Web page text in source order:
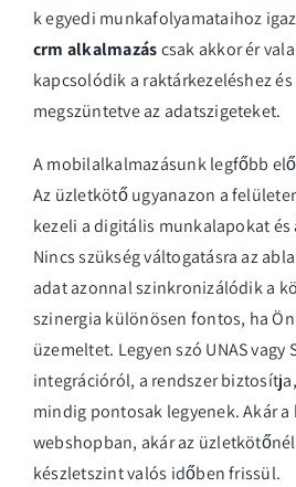
k egyedi munkafolyamataihoz
crm alkalmazáscsak akkor ér
kapcsolódik a raktárkezeléshez
megszüntetve az adatszigeteket.
A mobilalkalmazásunk legfőbb
Az üzletkötő ugyanazon a
kezeli a digitális munkalapokat
Nincs szükség váltogatásra az
adat azonnal szinkronizálódik a
szinergia különösen fontos, ha
üzemeltet. Legyen szó UNAS vagy
integrációról, a rendszer
mindig pontosak legyenek. Akár a
webshopban, akár az
készletszint valós időben frissül.